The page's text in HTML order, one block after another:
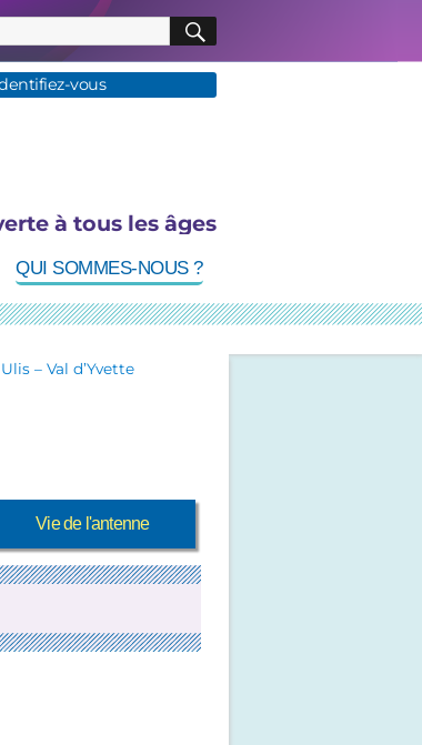
vous
à tous les âges
QUI SOMMES-NOUS ?
– Val d’Yvette
Vie de l'antenne